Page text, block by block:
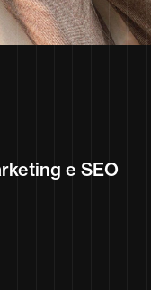
e SEO